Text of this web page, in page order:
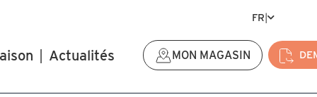
FR|
Actualités MON MAGASIN